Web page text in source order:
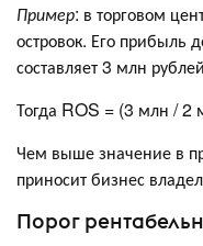
Пример: в торговом
островок. Его прибыль
составляет 3 млн
Тогда ROS = (3 млн /
Чем выше значение в
приносит бизнес
Порог